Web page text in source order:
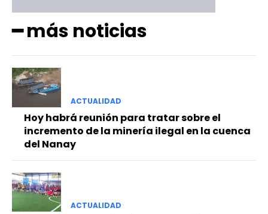
━ más noticias
ACTUALIDAD
Hoy habrá reunión para tratar sobre el
incremento de la minería ilegal en la cuenca
del Nanay
ACTUALIDAD